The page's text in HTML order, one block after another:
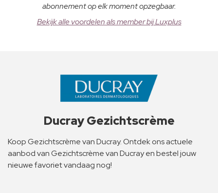
abonnement op elk moment opzegbaar.
Bekijk alle voordelen als member bij Luxplus
Ducray Gezichtscrème
Koop Gezichtscrème van Ducray. Ontdek ons actuele
aanbod van Gezichtscrème van Ducray en bestel jouw
nieuwe favoriet vandaag nog!